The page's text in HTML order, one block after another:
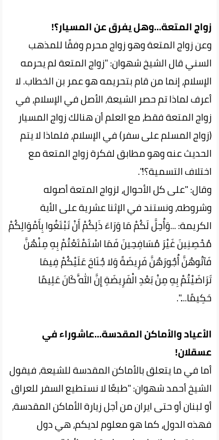
زواج المتعة...وهل يفرق عن المسيار؟!
وعن زواج المتعة وهو زواج محرم وفقًا للمذهب
السني قال الشيخ شهوان: "زواج المتعة لم يحرمه
الإسلام، إنما من قام بتحريمه هو عمر بن الخطاب. لا
أعرف لماذا تم حصر الشيعة، الأصل في الإسلام، في
زواج المتعة فقط، مع العلم أن هنالك زواج المسيار
(زواج المسلم على سفر) في الإسلام، فلماذا لا يتم
الحديث عنه وهو مطابق لفكرة زواج المتعة مع
اختلاف التسمية؟!".
وقال: "على كل الأحوال، لزواج المتعة أصوله
وشروطه، ونستند في الإثنا عشرية على الأية
الكريمة: ...وَأُحِلَّ لَكُمْ مَا وَرَاءَ ذَلِكُمْ أَنْ تَبْتَغُوا بِأَمْوَالِكُمْ
مُحْصِنِينَ غَيْرَ مُسَافِحِينَ فَمَا اسْتَمْتَعْتُمْ بِهِ مِنْهُنَّ
فَآتُوهُنَّ أُجُورَهُنَّ فَرِيضَةً وَلا جُنَاحَ عَلَيْكُمْ فِيمَا
تَرَاضَيْتُمْ بِهِ مِنْ بَعْدِ الْفَرِيضَةِ إِنَّ اللَّهَ كَانَ عَلِيمًا
حَكِيمًا....".
الأعياد والأماكن المقدسة...عاشوراء في
عسقلان!
أما في ما يتعلق بالأماكن المقدسة للشيعة، فيقول
الشيخ أحمد شهوان: "طبعًا لا نستطيع السفر للعراق
أو لبنان أو حتى ايران من أجل زيارة الأماكن المقدسة،
فهذه الدول، كما هو معلوم لديكم، هي دول